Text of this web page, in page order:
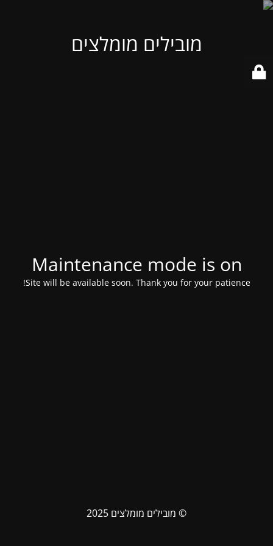
מובילים מומלצים
Maintenance mode is on
Site will be available soon. Thank you for your patience!
© מובילים מומלצים 2025